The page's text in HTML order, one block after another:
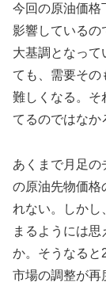
今回の原油価格
影響しているの
大基調となって
ても、需要その
難しくなる。そ
てるのではなか
あくまで月足の
の原油先物価格
れない。しかし
まるようには
か。そうなると
市場の調整が再